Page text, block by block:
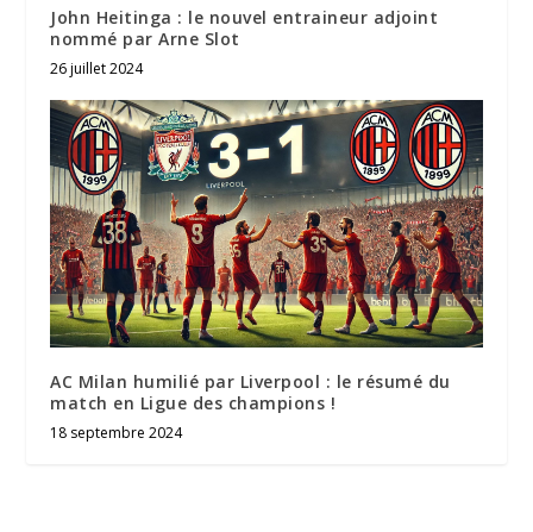
John Heitinga : le nouvel entraineur adjoint
nommé par Arne Slot
26 juillet 2024
AC Milan humilié par Liverpool : le résumé du
match en Ligue des champions !
18 septembre 2024